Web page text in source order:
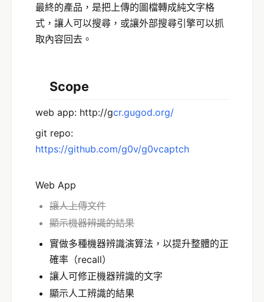
最終的產品，是把上傳的圖檔轉成純文字格
式，讓人可以搜尋，或讓外部搜尋引擎可以抓
取內容回去。
Scope
web app: http://gcr.gugod.org/
git repo:
https://github.com/g0v/g0vcaptch
Web App
讓人上傳文件
顯示機器辨識的結果
實做多種機器辨識演算法，以提升整體的正
確率（recall）
讓人可修正機器辨識的文字
顯示人工辨識的結果